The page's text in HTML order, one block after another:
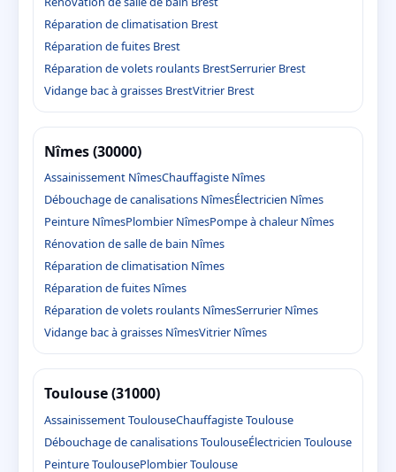
Réparation de climatisation Brest
Réparation de fuites Brest
Réparation de volets roulants BrestSerrurier Brest
Vidange bac à graisses BrestVitrier Brest
Nîmes (30000)
Assainissement NîmesChauffagiste Nîmes
Débouchage de canalisations NîmesÉlectricien Nîmes
Peinture NîmesPlombier NîmesPompe à chaleur Nîmes
Rénovation de salle de bain Nîmes
Réparation de climatisation Nîmes
Réparation de fuites Nîmes
Réparation de volets roulants NîmesSerrurier Nîmes
Vidange bac à graisses NîmesVitrier Nîmes
Toulouse (31000)
Assainissement ToulouseChauffagiste Toulouse
Débouchage de canalisations ToulouseÉlectricien Toulouse
Peinture ToulousePlombier Toulouse